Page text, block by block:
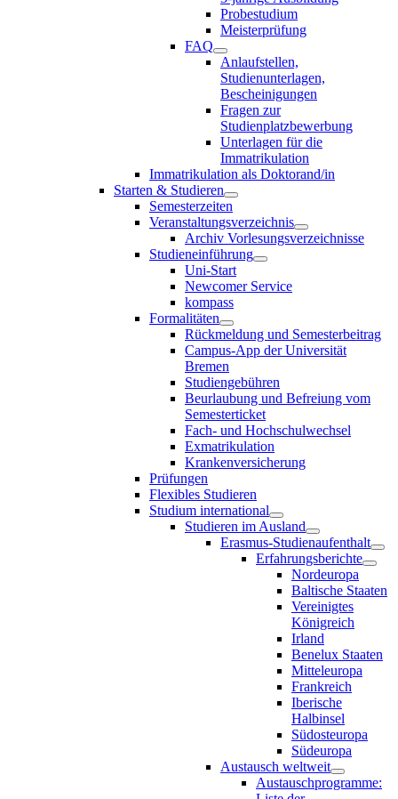
Probestudium
Meisterprüfung
FAQ
Anlaufstellen,
Studienunterlagen,
Bescheinigungen
Fragen zur
Studienplatzbewerbung
Unterlagen für die
Immatrikulation
Immatrikulation als Doktorand/in
Starten & Studieren
Semesterzeiten
Veranstaltungsverzeichnis
Archiv Vorlesungsverzeichnisse
Studieneinführung
Uni-Start
Newcomer Service
kompass
Formalitäten
Rückmeldung und Semesterbeitrag
Campus-App der Universität
Bremen
Studiengebühren
Beurlaubung und Befreiung vom
Semesterticket
Fach- und Hochschulwechsel
Exmatrikulation
Krankenversicherung
Prüfungen
Flexibles Studieren
Studium international
Studieren im Ausland
Erasmus-Studienaufenthalt
Erfahrungsberichte
Nordeuropa
Baltische Staaten
Vereinigtes
Königreich
Irland
Benelux Staaten
Mitteleuropa
Frankreich
Iberische
Halbinsel
Südosteuropa
Südeuropa
Austausch weltweit
Austauschprogramme: